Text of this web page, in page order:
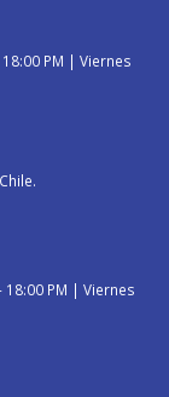
PM | Viernes
18:00 PM | Viernes